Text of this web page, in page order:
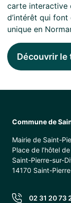
carte interactive
d’intérêt qui
unique en
Découvrir
Commune de
Mairie de Saint-
Place de l’hôtel
Saint-Pierre-sur-
14170 Saint-
02 31 20 73